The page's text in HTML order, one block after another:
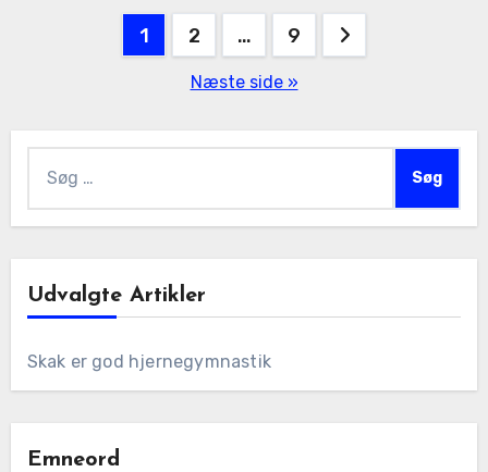
Indlægsinddeling
1 2 … 9
Næste side »
efter:
Udvalgte Artikler
Skak er god hjernegymnastik
Emneord